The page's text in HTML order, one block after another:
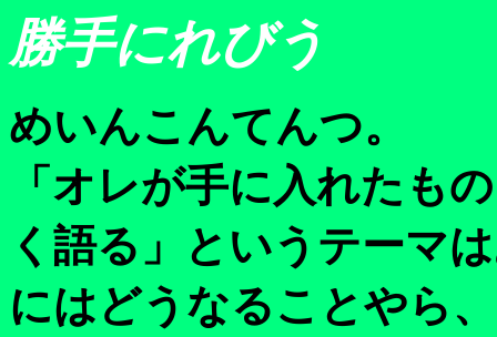
勝手にれびう
めいんこんてんつ。
「オレが手に入れたも
く語る」というテーマ
にはどうなることやら